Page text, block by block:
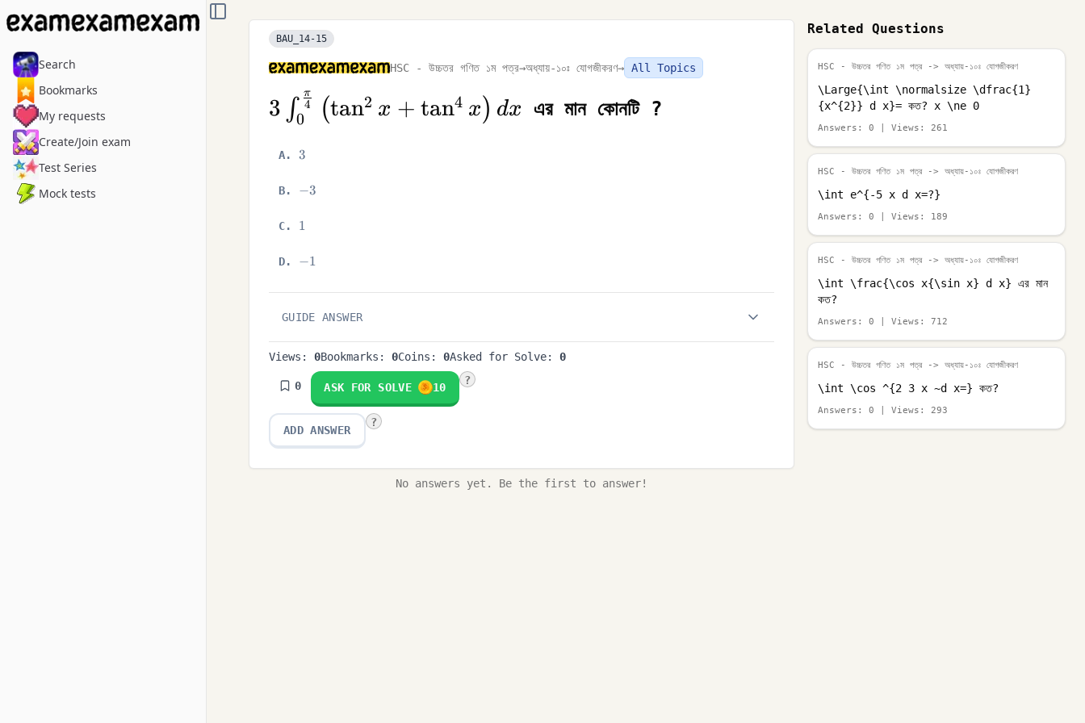
Search
Bookmarks
My requests
Create/Join exam
Test Series
Mock tests
TOGGLE SIDEBAR
BAU_14-15
HSC - উচ্চতর গণিত ১ম পত্র→অধ্যায়-১০ঃ যোগজীকরণ→ All Topics
3
\int_{0}^{\frac{\pi}
{4}}\left(\tan ^{2}
x+\tan ^{4} x\right)
d x
3 ∫0
4
π
(tan2 x + tan4 x ) dx এর মান কোনটি ?
A. 3
3
B. -3
−3
C. 1
1
D. -1
−1
GUIDE ANSWER
Views: 0Bookmarks: 0Coins: 0Asked for Solve: 0
0 ASK FOR SOLVE 10
?
ADD ANSWER
?
No answers yet. Be the first to answer!
Related Questions
HSC - উচ্চতর গণিত ১ম পত্র -> অধ্যায়-১০ঃ যোগজীকরণ
\Large{\int \normalsize \dfrac{1}
{x^{2}} d x}= কত? x \ne 0
Answers: 0 | Views: 261
HSC - উচ্চতর গণিত ১ম পত্র -> অধ্যায়-১০ঃ যোগজীকরণ
\int e^{-5 x d x=?}
Answers: 0 | Views: 189
HSC - উচ্চতর গণিত ১ম পত্র -> অধ্যায়-১০ঃ যোগজীকরণ
\int \frac{\cos x{\sin x} d x} এর মান
কত?
Answers: 0 | Views: 712
HSC - উচ্চতর গণিত ১ম পত্র -> অধ্যায়-১০ঃ যোগজীকরণ
\int \cos ^{2 3 x ~d x=} কত?
Answers: 0 | Views: 293